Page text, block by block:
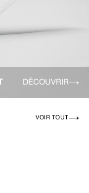
DÉCOUVRIR
VOIR TOUT